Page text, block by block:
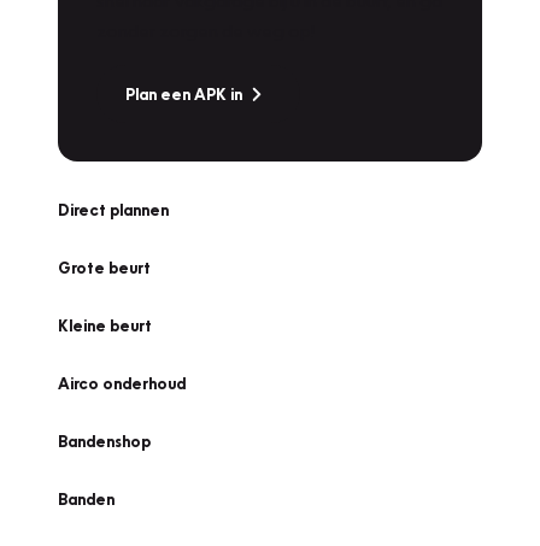
Plan een APK in
Direct plannen
Grote beurt
Kleine beurt
Airco onderhoud
Bandenshop
Banden